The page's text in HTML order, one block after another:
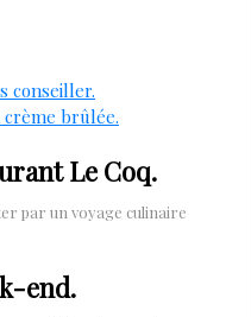
conseiller.
brûlée.
Le Coq.
par un voyage culinaire
end.